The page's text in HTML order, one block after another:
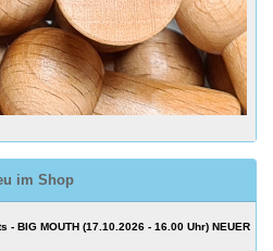
im Shop
- BIG MOUTH (17.10.2026 - 16.00 Uhr) NEUER